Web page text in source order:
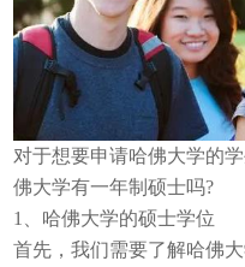
对于想要申请哈佛大学的
佛大学有一年制硕士吗?
1、哈佛大学的硕士学位
首先，我们需要了解哈佛